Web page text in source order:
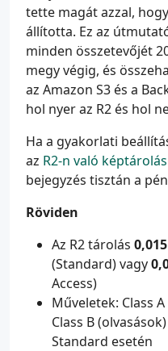
tette magát azzal,
állította. Ez az
minden összetevőjét
megy végig, és
az Amazon S3 és a
hol nyer az R2 és hol
Ha a gyakorlati
az R2-n való
bejegyzés tisztán a
Röviden
Az R2 tárolás
(Standard) vagy
Access)
Műveletek: Class
Class B (olvasások)
Standard esetén